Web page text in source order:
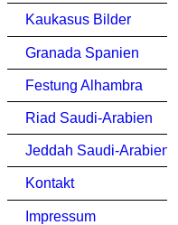
Kaukasus Bilder
Granada Spanien
Festung Alhambra
Riad Saudi-Arabien
Jeddah Saudi-Arabien
Kontakt
Impressum